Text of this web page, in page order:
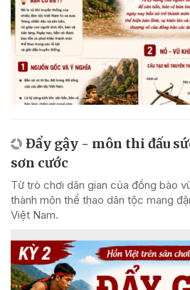
Đẩy gậy - môn thi đấu
sơn cước
Từ trò chơi dân gian của đồng bào
thành môn thể thao dân tộc mang
Việt Nam.